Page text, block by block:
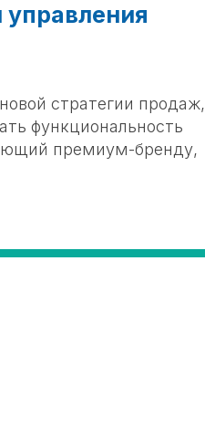
управления
стратегии продаж,
функциональность
премиум-бренду,